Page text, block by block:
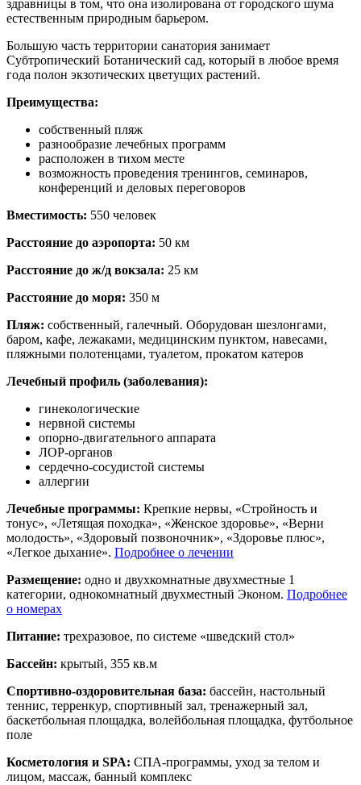
здравницы в том, что она изолирована от городского шума
естественным природным барьером.
Большую часть территории санатория занимает
Субтропический Ботанический сад, который в любое время
года полон экзотических цветущих растений.
Преимущества:
собственный пляж
разнообразие лечебных программ
расположен в тихом месте
возможность проведения тренингов, семинаров,
конференций и деловых переговоров
Вместимость: 550 человек
Расстояние до аэропорта: 50 км
Расстояние до ж/д вокзала: 25 км
Расстояние до моря: 350 м
Пляж: собственный, галечный. Оборудован шезлонгами,
баром, кафе, лежаками, медицинским пунктом, навесами,
пляжными полотенцами, туалетом, прокатом катеров
Лечебный профиль (заболевания):
гинекологические
нервной системы
опорно-двигательного аппарата
ЛОР-органов
сердечно-сосудистой системы
аллергии
Лечебные программы: Крепкие нервы, «Стройность и
тонус», «Летящая походка», «Женское здоровье», «Верни
молодость», «Здоровый позвоночник», «Здоровье плюс»,
«Легкое дыхание». Подробнее о лечении
Размещение: одно и двухкомнатные двухместные 1
категории, однокомнатный двухместный Эконом. Подробнее
о номерах
Питание: трехразовое, по системе «шведский стол»
Бассейн: крытый, 355 кв.м
Спортивно-оздоровительная база: бассейн, настольный
теннис, терренкур, спортивный зал, тренажерный зал,
баскетбольная площадка, волейбольная площадка, футбольное
поле
Косметология и SPA: СПА-программы, уход за телом и
лицом, массаж, банный комплекс